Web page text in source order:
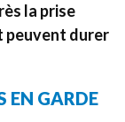
la prise
peuvent durer
EN GARDE